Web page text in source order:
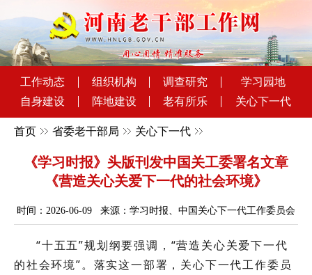
工作动态 组织机构 调查研究
学习园地
自身建设
阵地建设 老有所乐 关心下一代
首页 省委老干部局 关心下一代
《学习时报》头版刊发中国关工委署名文章
《营造关心关爱下一代的社会环境》
时间：2026-06-09 来源：学习时报、中国关心下一代工作委员会
“十五五”规划纲要强调，“营造关心关爱下一代
的社会环境”。落实这一部署，关心下一代工作委员